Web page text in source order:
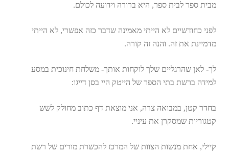
מבית ספר לבית ספר, היא ברורה וידועה לכולם.
לפני כחודשיים לא הייתי מאמינה שדבר כזה אפשרי, לא הייתי
מדמיינת את זה. והנה זה קורה.
לך- לאן שהרגליים שלך לוקחות אותך- משלחת חינוכית במסע
למידה ברשת בתי הספר של הייטק היי בסן דייגו:
בחדר קטן, במבואה צרה, אני מוצאת דף כתוב מחולק לשש
קטגוריות שמסקרן את עיניי.
קיילי, אחת מנשות הצוות של המרכז להכשרת מורים של רשת